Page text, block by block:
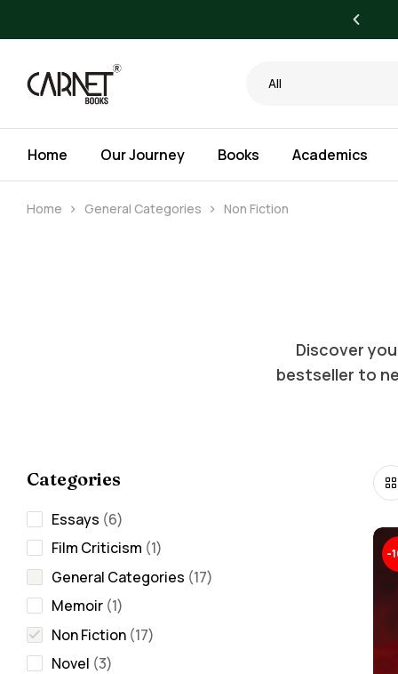
All
Home Our Journey Books Academics
Home General Categories Non Fiction
Discover
bestseller to
-
Categories
Essays 6
Film Criticism 1
General Categories 17
Memoir 1
Non Fiction 17
Novel 3